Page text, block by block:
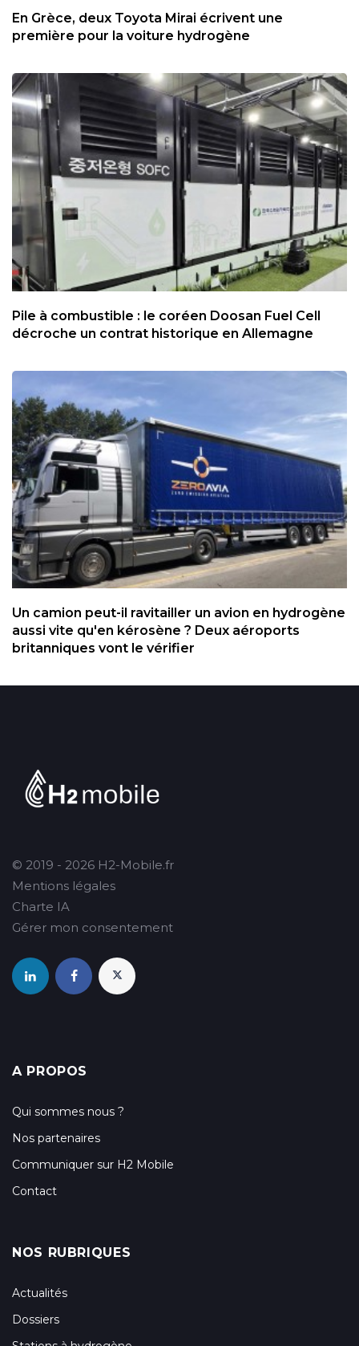
En Grèce, deux Toyota Mirai écrivent une
première pour la voiture hydrogène
Pile à combustible : le coréen Doosan Fuel Cell
décroche un contrat historique en Allemagne
Un camion peut-il ravitailler un avion en hydrogène
aussi vite qu'en kérosène ? Deux aéroports
britanniques vont le vérifier
© 2019 - 2026 H2-Mobile.fr
Mentions légales
Charte IA
Gérer mon consentement
A PROPOS
Qui sommes nous ?
Nos partenaires
Communiquer sur H2 Mobile
Contact
NOS RUBRIQUES
Actualités
Dossiers